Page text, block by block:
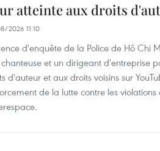
atteinte aux droits
2026 11:10
d'enquête de la Police de Hô Chi
et un dirigeant d'entreprise
d'auteur et aux droits voisins sur
de la lutte contre les